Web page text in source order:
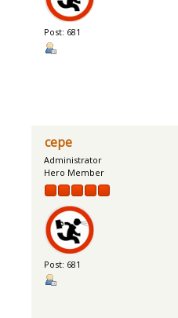
Post: 681
cepe
Administrator
Hero Member
Post: 681